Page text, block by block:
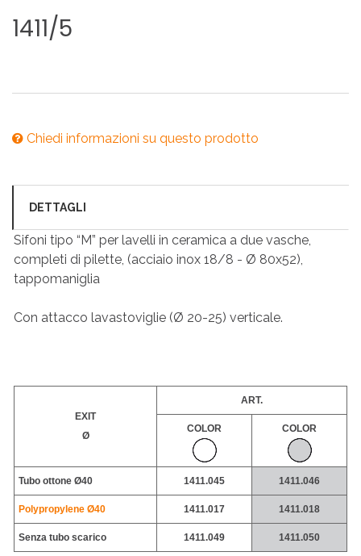
1411/5
Chiedi informazioni su questo prodotto
DETTAGLI
Sifoni tipo “M” per lavelli in ceramica a due vasche,
completi di pilette, (acciaio inox 18/8 - Ø 80x52),
tappomaniglia
Con attacco lavastoviglie (Ø 20-25) verticale.
EXIT
Ø
ART.
COLOR COLOR
Tubo ottone Ø40 1411.045 1411.046
Polypropylene Ø40 1411.017 1411.018
Senza tubo scarico 1411.049 1411.050